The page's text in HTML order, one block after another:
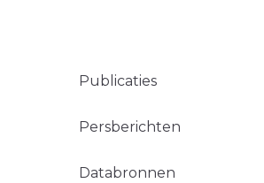
Publicaties
Persberichten
Databronnen